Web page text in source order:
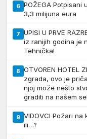
6 POŽEGA
3,3 milijuna eura
7 UPISI U PRVE
iz ranijih godina je
Tehnička!
8 OTVOREN HOTEL
zgrada, ovo je
njoj može nešto
graditi na našem
9 VIDOVCI Požari
ili…?